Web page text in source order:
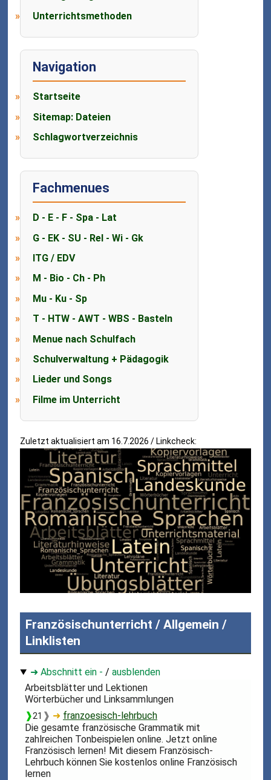
Unterrichtsmethoden
Navigation
Startseite
Sitemap: Dateien
Schlagwortverzeichnis
Fachmenues
D - E - F - Spa - Lat
G - EK - SU - Rel - Wi - Gk
ITG / EDV
M - Bio - Ch - Ph
Mu - Ku - Sp
T - HTW - AWT - WBS - Basteln
Menue nach Schulfach
Schulverwaltung + Pädagogik
Lieder und Songs
Filme im Unterricht
Zuletzt aktualisiert am 16.7.2026 / Linkcheck:
Französischunterricht / Allgemein /
Linklisten
➜ Abschnitt ein - /ausblenden
Arbeitsblätter und Lektionen
Wörterbücher und Linksammlungen
❱21 ❱ ➜ franzoesisch-lehrbuch
Die gesamte französische Grammatik mit
zahlreichen Tonbeispielen online. Jetzt online
Französisch lernen! Mit diesem Französisch-
Lehrbuch können Sie kostenlos online Französisch
lernen